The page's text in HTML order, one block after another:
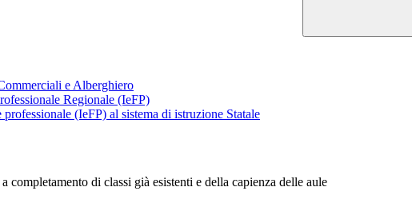
e Alberghiero
Regionale (IeFP)
(IeFP) al sistema di istruzione Statale
di classi già esistenti e della capienza delle aule